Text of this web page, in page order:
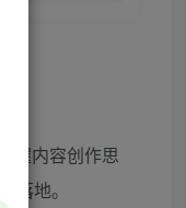
握内容创作思
落地。